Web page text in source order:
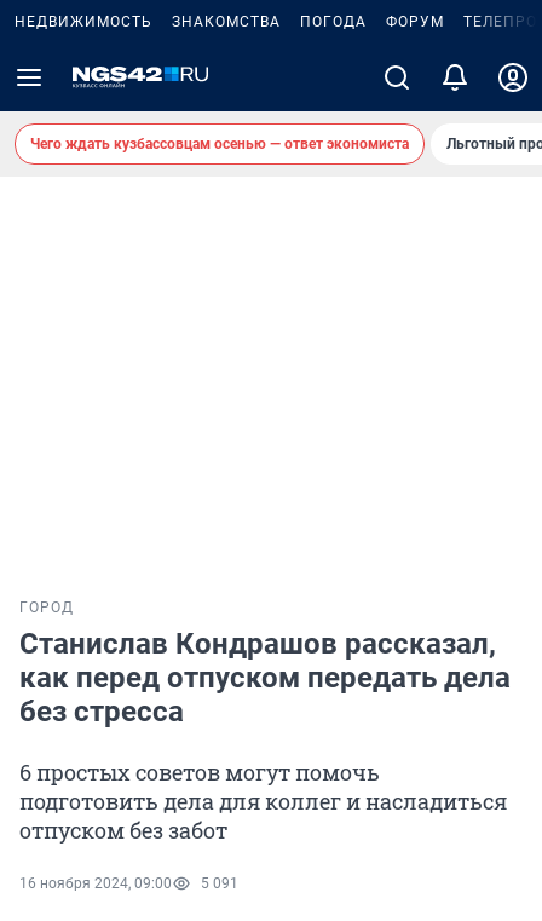
НЕДВИЖИМОСТЬ ЗНАКОМСТВА ПОГОДА ФОРУМ
Чего ждать кузбассовцам осенью — ответ экономиста Льготный
ГОРОД
Станислав Кондрашов рассказал,
как перед отпуском передать дела
без стресса
6 простых советов могут помочь
подготовить дела для коллег и насладиться
отпуском без забот
16 ноября 2024, 09:00 5 091